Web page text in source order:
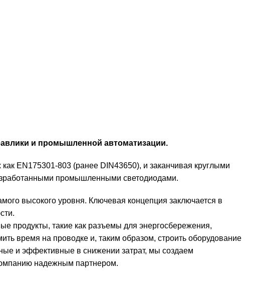
и промышленной автоматизации.
EN175301-803 (ранее DIN43650), и заканчивая круглыми
промышленными светодиодами.
высокого уровня. Ключевая концепция заключается в
продукты, такие как разъемы для энергосбережения,
время на проводке и, таким образом, строить оборудование
и эффективные в снижении затрат, мы создаем
надежным партнером.